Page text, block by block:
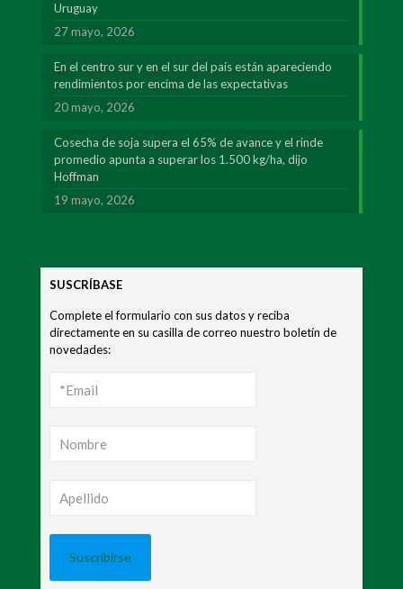
Uruguay
27 mayo, 2026
En el centro sur y en el sur del país están apareciendo
rendimientos por encima de las expectativas
20 mayo, 2026
Cosecha de soja supera el 65% de avance y el rinde
promedio apunta a superar los 1.500 kg/ha, dijo
Hoffman
19 mayo, 2026
SUSCRÍBASE
Complete el formulario con sus datos y reciba
directamente en su casilla de correo nuestro boletín de
novedades: